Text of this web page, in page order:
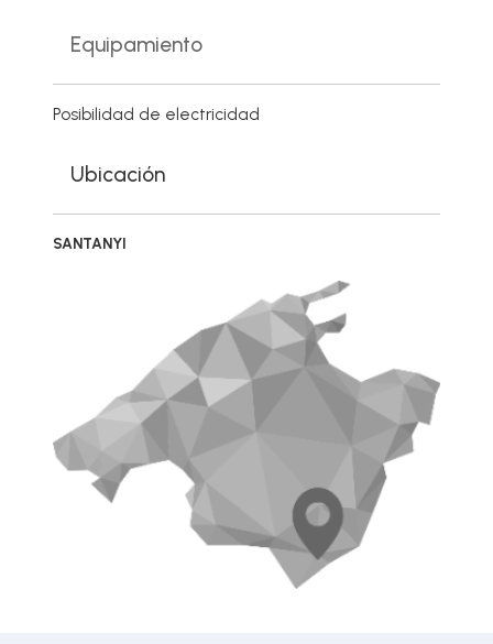
Equipamiento
Posibilidad de electricidad
Ubicación
SANTANYI